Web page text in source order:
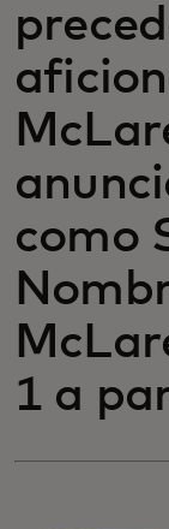
Para
Notícias
como
1 a